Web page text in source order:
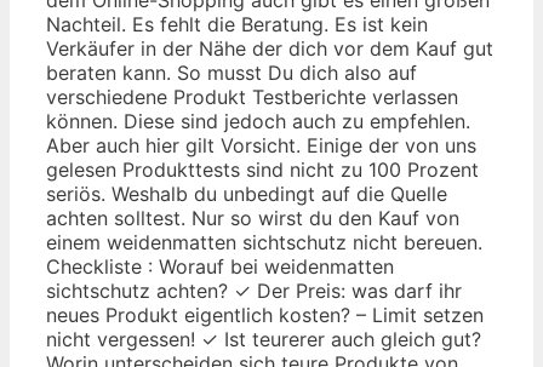
Nachteil. Es fehlt die Beratung. Es ist kein
Verkäufer in der Nähe der dich vor dem Kauf gut
beraten kann. So musst Du dich also auf
verschiedene Produkt Testberichte verlassen
können. Diese sind jedoch auch zu empfehlen.
Aber auch hier gilt Vorsicht. Einige der von uns
gelesen Produkttests sind nicht zu 100 Prozent
seriös. Weshalb du unbedingt auf die Quelle
achten solltest. Nur so wirst du den Kauf von
einem weidenmatten sichtschutz nicht bereuen.
Checkliste : Worauf bei weidenmatten
sichtschutz achten? ✓ Der Preis: was darf ihr
neues Produkt eigentlich kosten? – Limit setzen
nicht vergessen! ✓ Ist teurerer auch gleich gut?